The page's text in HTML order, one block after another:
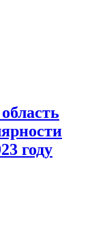
году